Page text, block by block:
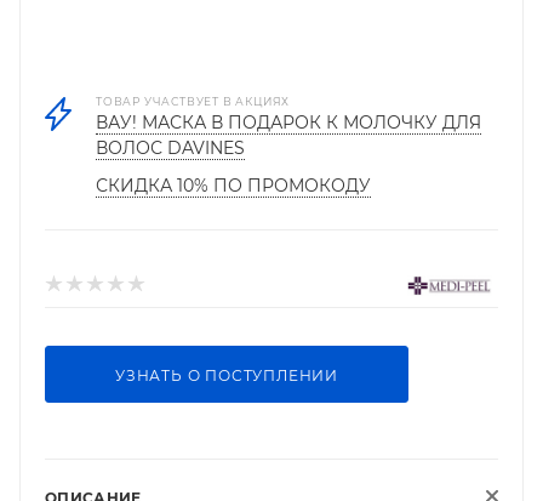
ТОВАР УЧАСТВУЕТ В АКЦИЯХ
ВАУ! МАСКА В ПОДАРОК К МОЛОЧКУ ДЛЯ
ВОЛОС DAVINES
СКИДКА 10% ПО ПРОМОКОДУ
УЗНАТЬ О ПОСТУПЛЕНИИ